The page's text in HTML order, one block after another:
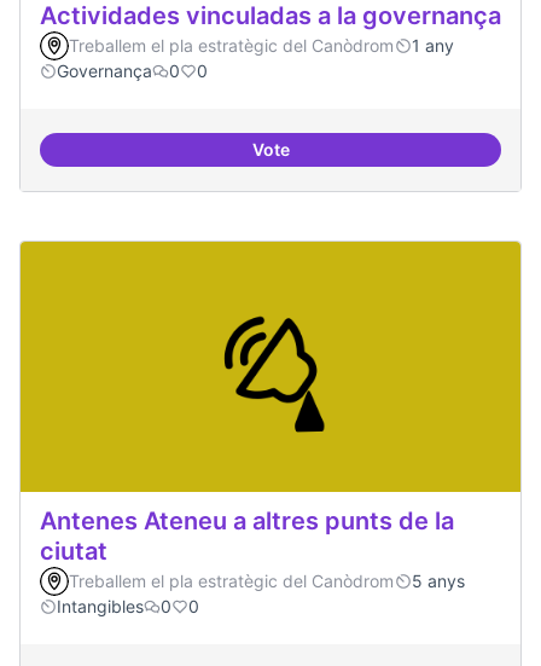
Actividades vinculadas a la governança
Treballem el pla estratègic del Canòdrom
1 any
Governança
0 0
VoteActividades vinculadas a la
Antenes Ateneu a altres punts de la
ciutat
Treballem el pla estratègic del Canòdrom
5 anys
Intangibles
0 0